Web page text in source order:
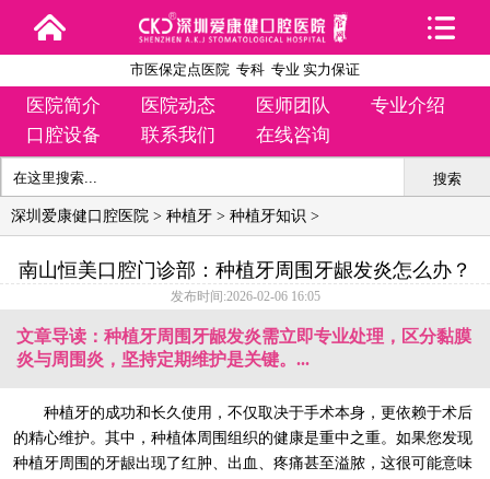
市医保定点医院 专科 专业 实力保证
医院简介 医院动态 医师团队
专业介绍
口腔设备
联系我们 在线咨询
搜索
深圳爱康健口腔医院 > 种植牙 > 种植牙知识 >
南山恒美口腔门诊部：种植牙周围牙龈发炎怎么办？
发布时间:2026-02-06 16:05
文章导读：种植牙周围牙龈发炎需立即专业处理，区分黏膜
炎与周围炎，坚持定期维护是关键。...
种植牙的成功和长久使用，不仅取决于手术本身，更依赖于术后
的精心维护。其中，种植体周围组织的健康是重中之重。如果您发现
种植牙周围的牙龈出现了红肿、出血、疼痛甚至溢脓，这很可能意味